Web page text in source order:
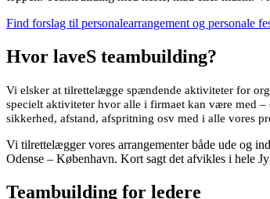
Find forslag til personalearrangement og personale
Hvor laveS teambuilding?
Vi elsker at tilrettelægge spændende aktiviteter for
specielt aktiviteter hvor alle i firmaet kan være med
sikkerhed, afstand, afspritning osv med i alle vores
Vi tilrettelægger vores arrangementer både ude og
Odense – København. Kort sagt det afvikles i hele
Teambuilding for ledere